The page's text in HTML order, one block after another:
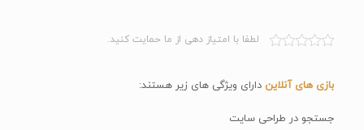
لطفا با امتیاز دهی از ما حمایت کنید.
بازی های آنلاین دارای ویژگی های زیر هستند:
جستجو در طراحی سایت